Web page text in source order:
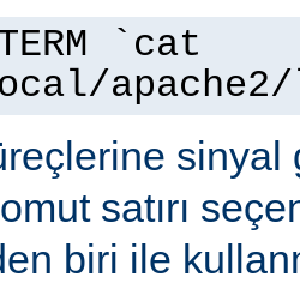
`cat
sinyal
satırı
biri ile